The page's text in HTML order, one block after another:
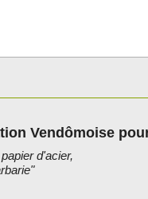
Vendômoise
d'acier,